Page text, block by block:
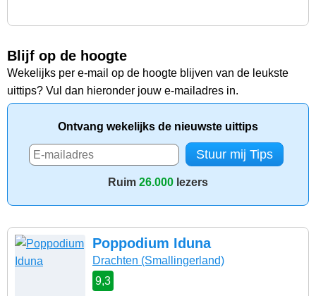
Blijf op de hoogte
Wekelijks per e-mail op de hoogte blijven van de leukste
uittips? Vul dan hieronder jouw e-mailadres in.
Ontvang wekelijks de nieuwste uittips
Ruim 26.000 lezers
Poppodium Iduna
Drachten (Smallingerland)
9,3